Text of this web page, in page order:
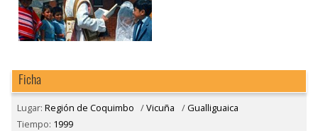
Ficha
Lugar: Región de Coquimbo /Vicuña /Gualliguaica
Tiempo: 1999